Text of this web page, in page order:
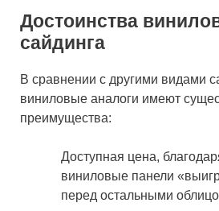
Достоинства
сайдинга
В сравнении с другими видами
виниловые аналоги имеют
преимущества:
Доступная цена,
виниловые панели
перед остальными